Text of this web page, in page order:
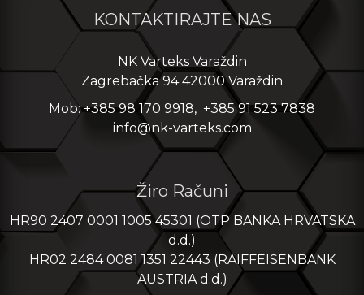
KONTAKTIRAJTE NAS
NK Varteks Varaždin
Zagrebačka 94 42000 Varaždin
Mob: +385 98 170 9918, +385 91 523 7838
info@nk-varteks.com
Žiro Računi
HR90 2407 0001 1005 45301 (OTP BANKA HRVATSKA
d.d.)
HR02 2484 0081 1351 22443 (RAIFFEISENBANK
AUSTRIA d.d.)